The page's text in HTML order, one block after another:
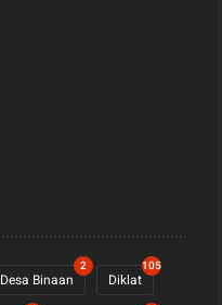
Desa Binaan
2
Diklat
105